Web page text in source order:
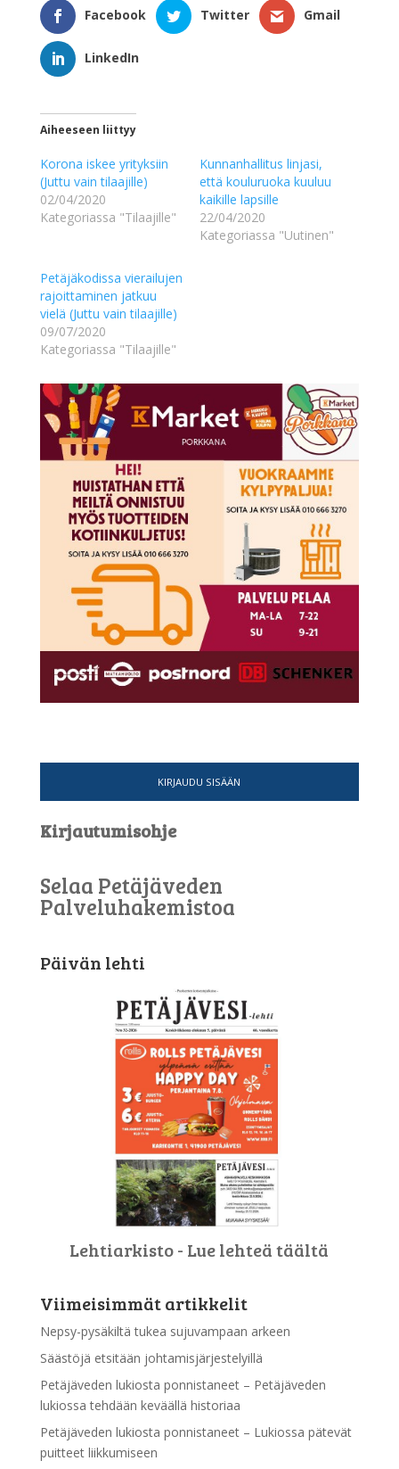
Facebook Twitter Gmail
LinkedIn
Aiheeseen liittyy
Korona iskee yrityksiin
(Juttu vain tilaajille)
02/04/2020
Kategoriassa "Tilaajille"
Kunnanhallitus linjasi,
että kouluruoka kuuluu
kaikille lapsille
22/04/2020
Kategoriassa "Uutinen"
Petäjäkodissa vierailujen
rajoittaminen jatkuu
vielä (Juttu vain tilaajille)
09/07/2020
Kategoriassa "Tilaajille"
KIRJAUDU SISÄÄN
Kirjautumisohje
Selaa Petäjäveden
Palveluhakemistoa
Päivän lehti
Lehtiarkisto - Lue lehteä täältä
Viimeisimmät artikkelit
Nepsy-pysäkiltä tukea sujuvampaan arkeen
Säästöjä etsitään johtamisjärjestelyillä
Petäjäveden lukiosta ponnistaneet – Petäjäveden
lukiossa tehdään keväällä historiaa
Petäjäveden lukiosta ponnistaneet – Lukiossa pätevät
puitteet liikkumiseen